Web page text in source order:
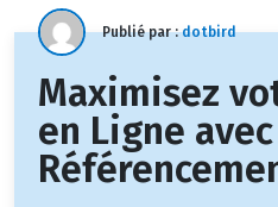
Publié par :dotbird
Maximisez
en Ligne